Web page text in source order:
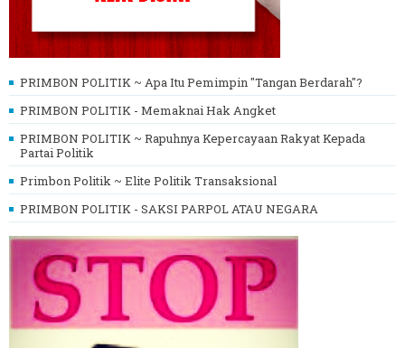
PRIMBON POLITIK ~ Apa Itu Pemimpin "Tangan Berdarah"?
PRIMBON POLITIK - Memaknai Hak Angket
PRIMBON POLITIK ~ Rapuhnya Kepercayaan Rakyat Kepada
Partai Politik
Primbon Politik ~ Elite Politik Transaksional
PRIMBON POLITIK - SAKSI PARPOL ATAU NEGARA